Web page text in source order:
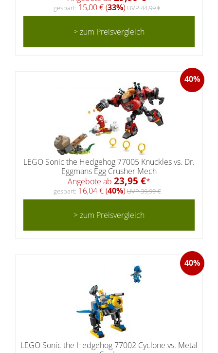
gespart: 15,00 € (33%) UVP 44,99 €
> zum Preisvergleich
40%
LEGO Sonic the Hedgehog 77005 Knuckles vs. Dr.
Eggmans Egg Crusher Mech
Angebote ab 23,95 €*
gespart: 16,04 € (40%) UVP 39,99 €
> zum Preisvergleich
40%
LEGO Sonic the Hedgehog 77002 Cyclone vs. Metal